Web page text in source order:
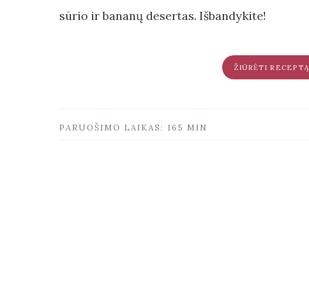
sūrio ir bananų desertas. Išbandykite!
ŽIŪRĖTI RECEPTĄ
PARUOŠIMO LAIKAS: 165 MIN